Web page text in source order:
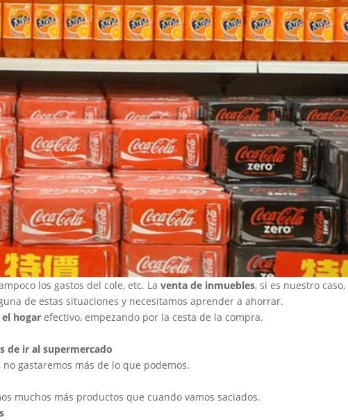
los gastos del cole, etc. La venta de inmuebles, si es nuestro caso,
de estas situaciones y necesitamos aprender a ahorrar.
hogar efectivo, empezando por la cesta de la compra.
de ir al supermercado
gastaremos más de lo que podemos.
muchos más productos que cuando vamos saciados.